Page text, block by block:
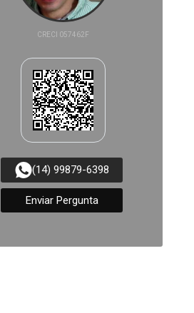
CRECI 057462F
(14) 99879-6398
Enviar Pergunta